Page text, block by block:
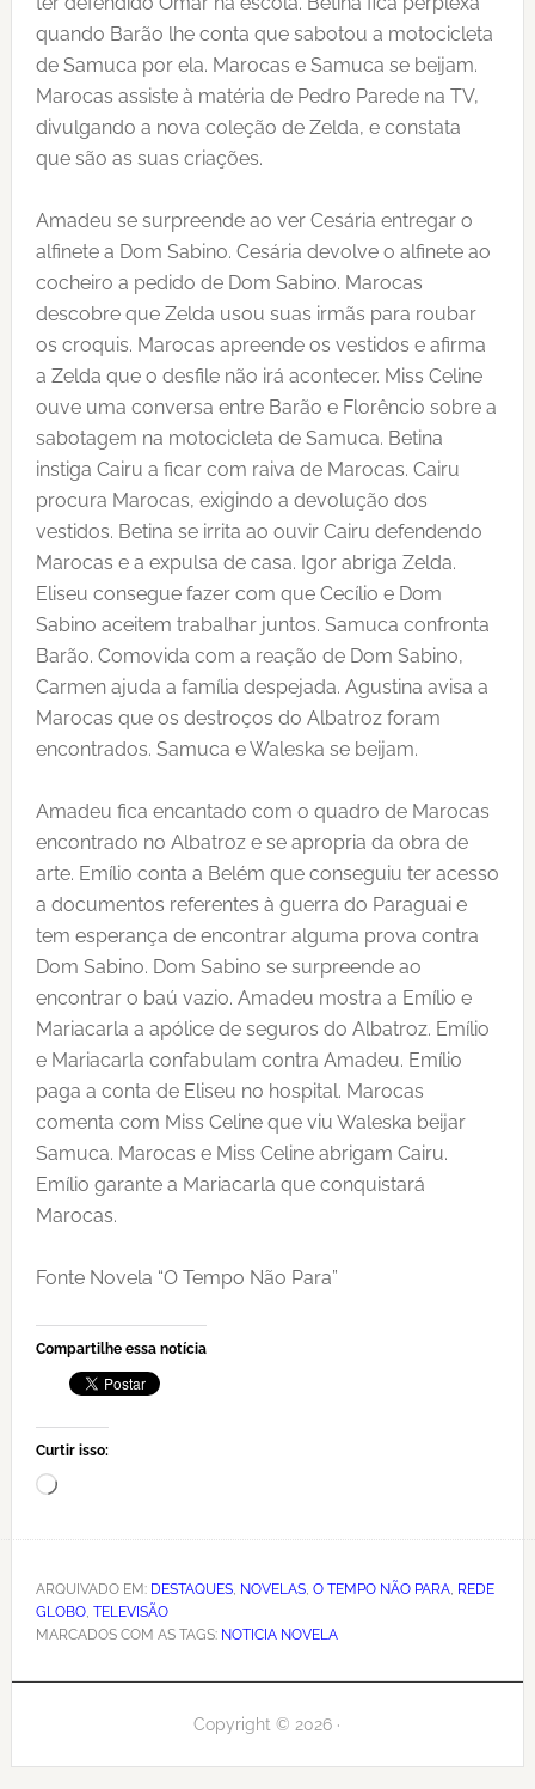
quando Barão lhe conta que sabotou a motocicleta
de Samuca por ela. Marocas e Samuca se beijam.
Marocas assiste à matéria de Pedro Parede na TV,
divulgando a nova coleção de Zelda, e constata
que são as suas criações.
Amadeu se surpreende ao ver Cesária entregar o
alfinete a Dom Sabino. Cesária devolve o alfinete ao
cocheiro a pedido de Dom Sabino. Marocas
descobre que Zelda usou suas irmãs para roubar
os croquis. Marocas apreende os vestidos e afirma
a Zelda que o desfile não irá acontecer. Miss Celine
ouve uma conversa entre Barão e Florêncio sobre a
sabotagem na motocicleta de Samuca. Betina
instiga Cairu a ficar com raiva de Marocas. Cairu
procura Marocas, exigindo a devolução dos
vestidos. Betina se irrita ao ouvir Cairu defendendo
Marocas e a expulsa de casa. Igor abriga Zelda.
Eliseu consegue fazer com que Cecílio e Dom
Sabino aceitem trabalhar juntos. Samuca confronta
Barão. Comovida com a reação de Dom Sabino,
Carmen ajuda a família despejada. Agustina avisa a
Marocas que os destroços do Albatroz foram
encontrados. Samuca e Waleska se beijam.
Amadeu fica encantado com o quadro de Marocas
encontrado no Albatroz e se apropria da obra de
arte. Emílio conta a Belém que conseguiu ter acesso
a documentos referentes à guerra do Paraguai e
tem esperança de encontrar alguma prova contra
Dom Sabino. Dom Sabino se surpreende ao
encontrar o baú vazio. Amadeu mostra a Emílio e
Mariacarla a apólice de seguros do Albatroz. Emílio
e Mariacarla confabulam contra Amadeu. Emílio
paga a conta de Eliseu no hospital. Marocas
comenta com Miss Celine que viu Waleska beijar
Samuca. Marocas e Miss Celine abrigam Cairu.
Emílio garante a Mariacarla que conquistará
Marocas.
Fonte Novela “O Tempo Não Para”
Compartilhe essa notícia
Curtir isso:
Carregando...
ARQUIVADO EM: DESTAQUES, NOVELAS, O TEMPO NÃO PARA, REDE
GLOBO, TELEVISÃO
MARCADOS COM AS TAGS: NOTICIA NOVELA
Copyright © 2026 ·